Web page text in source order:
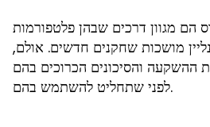
הם מגוון דרכים שבהן פלטפורמות
מושכות שחקנים חדשים. אולם,
ההשקעה והסיכונים הכרוכים בהם
לפני שתחליט להשתמש בהם.